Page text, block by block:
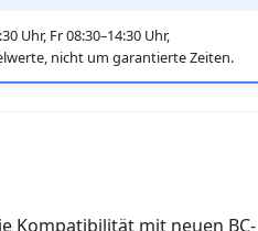
Uhr, Fr 08:30–14:30 Uhr,
nicht um garantierte Zeiten.
Kompatibilität mit neuen BC-